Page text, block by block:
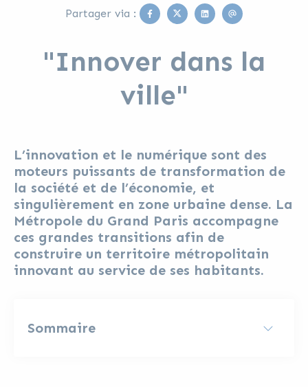
Partager via : Facebook
TwitterLinkedinEmail
"Innover dans la
ville"
L’innovation et le numérique sont des
moteurs puissants de transformation de
la société et de l’économie, et
singulièrement en zone urbaine dense. La
Métropole du Grand Paris accompagne
ces grandes transitions afin de
construire un territoire métropolitain
innovant au service de ses habitants.
Sommaire